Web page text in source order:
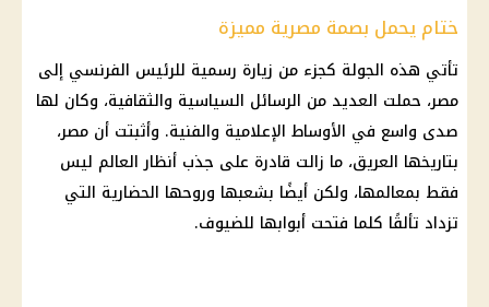
ختام يحمل بصمة مصرية مميزة
تأتي هذه الجولة كجزء من زيارة رسمية للرئيس الفرنسي إلى
مصر، حملت العديد من الرسائل السياسية والثقافية، وكان لها
صدى واسع في الأوساط الإعلامية والفنية. وأثبتت أن مصر،
بتاريخها العريق، ما زالت قادرة على جذب أنظار العالم ليس
فقط بمعالمها، ولكن أيضًا بشعبها وروحها الحضارية التي
تزداد تألقًا كلما فتحت أبوابها للضيوف.